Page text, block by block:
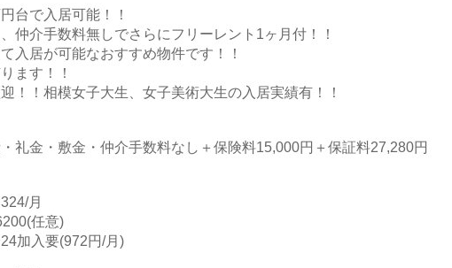
台で入居可能！！
仲介手数料無しでさらにフリーレント1ヶ月付！！
入居が可能なおすすめ物件です！！
ます！！
！！相模女子大生、女子美術大生の入居実績有！！
礼金・敷金・仲介手数料なし＋保険料15,000円＋保証料27,280円
月
任意)
加入要(972円/月)